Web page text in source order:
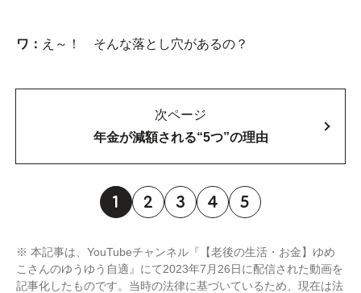
ワ： え～！ そんな落とし穴があるの？
次ページ
年金が減額される“5つ”の理由
1 2 3 4 5
※ 本記事は、YouTubeチャンネル『【老後の生活・お金】ゆめ
こさんのゆうゆう自適』にて2023年7月26日に配信された動画を
記事化したものです。当時の法律に基づいているため、現在は法